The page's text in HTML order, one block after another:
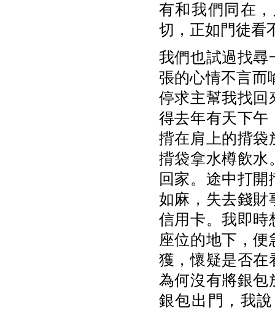
有和我們同在
切，正如門徒看
我們也試過找尋
張的心情不言而
停求主幫我找回
得去年有天下午
揹在肩上的揹袋
揹袋拿水樽飲水
回家。途中打
如麻，失去錢財
信用卡。我即時
座位的地下，
獲，懷疑是否在
為何沒有將銀包
銀包出門，我